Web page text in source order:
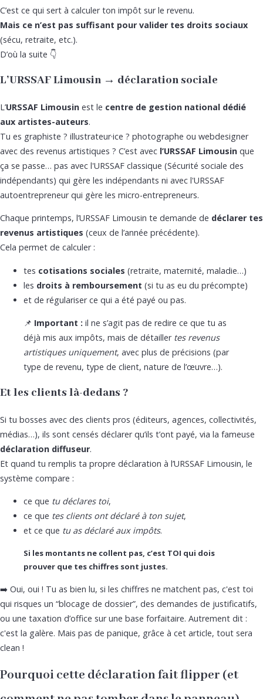
C’est ce qui sert à calculer ton impôt sur le revenu.
Mais ce n’est pas suffisant pour valider tes droits sociaux
(sécu, retraite, etc.).
D’où la suite 👇
L’URSSAF Limousin → déclaration sociale
L’URSSAF Limousin est le centre de gestion national dédié
aux artistes-auteurs.
Tu es graphiste ? illustrateur·ice ? photographe ou webdesigner
avec des revenus artistiques ? C’est avec l’URSSAF Limousin que
ça se passe… pas avec l'URSSAF classique (Sécurité sociale des
indépendants) qui gère les indépendants ni avec l'URSSAF
autoentrepreneur qui gère les micro-entrepreneurs.
Chaque printemps, l’URSSAF Limousin te demande de déclarer tes
revenus artistiques (ceux de l’année précédente).
Cela permet de calculer :
tes cotisations sociales (retraite, maternité, maladie…)
les droits à remboursement (si tu as eu du précompte)
et de régulariser ce qui a été payé ou pas.
📌 Important : il ne s’agit pas de redire ce que tu as
déjà mis aux impôts, mais de détailler tes revenus
artistiques uniquement, avec plus de précisions (par
type de revenu, type de client, nature de l’œuvre…).
Et les clients là-dedans ?
Si tu bosses avec des clients pros (éditeurs, agences, collectivités,
médias…), ils sont censés déclarer qu’ils t’ont payé, via la fameuse
déclaration diffuseur.
Et quand tu remplis ta propre déclaration à l’URSSAF Limousin, le
système compare :
ce que tu déclares toi,
ce que tes clients ont déclaré à ton sujet,
et ce que tu as déclaré aux impôts.
Si les montants ne collent pas, c’est TOI qui dois
prouver que tes chiffres sont justes.
➡️ Oui, oui ! Tu as bien lu, si les chiffres ne matchent pas, c'est toi
qui risques un “blocage de dossier”, des demandes de justificatifs,
ou une taxation d’office sur une base forfaitaire. Autrement dit :
c'est la galère. Mais pas de panique, grâce à cet article, tout sera
clean !
Pourquoi cette déclaration fait flipper (et